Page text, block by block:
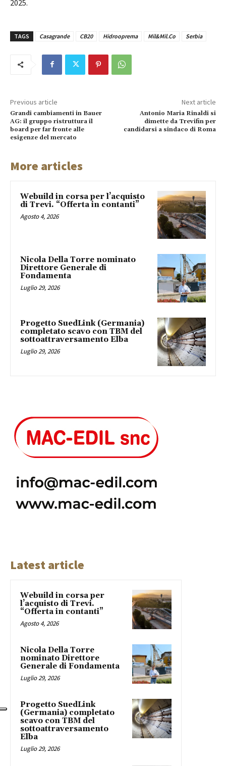
2025.
TAGS Casagrande CB20 Hidrooprema Mil&Mil.Co Serbia
Previous article
Grandi cambiamenti in Bauer
AG: il gruppo ristruttura il
board per far fronte alle
esigenze del mercato
Next article
Antonio Maria Rinaldi si
dimette da Trevifin per
candidarsi a sindaco di Roma
More articles
Webuild in corsa per l’acquisto
di Trevi. “Offerta in contanti”
Agosto 4, 2026
Nicola Della Torre nominato
Direttore Generale di
Fondamenta
Luglio 29, 2026
Progetto SuedLink (Germania)
completato scavo con TBM del
sottoattraversamento Elba
Luglio 29, 2026
Latest article
Webuild in corsa per
l’acquisto di Trevi.
“Offerta in contanti”
Agosto 4, 2026
Nicola Della Torre
nominato Direttore
Generale di Fondamenta
Luglio 29, 2026
Progetto SuedLink
(Germania) completato
scavo con TBM del
sottoattraversamento
Elba
Luglio 29, 2026